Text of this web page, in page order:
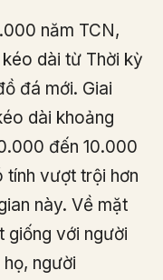
năm TCN,
dài từ Thời kỳ
đá mới. Giai
dài khoảng
đến 10.000
tính vượt trội hơn
này. Về mặt
giống với người
người